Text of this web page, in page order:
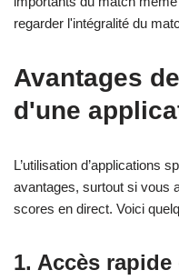
regarder l'intégralité du
Avantages
d'une
L’utilisation d’applications
avantages, surtout si vous
scores en direct. Voici
1. Accès